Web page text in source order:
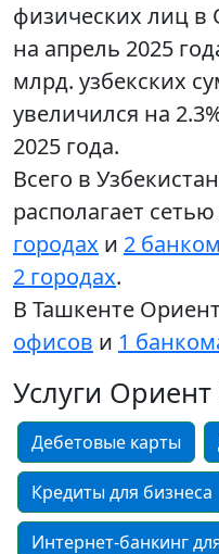
физических лиц в
на апрель 2025
млрд. узбекских
увеличился на
2025 года.
Всего в
располагает
городах и 2
2 городах.
В Ташкенте
офисов и 1
Услуги
Дебетовые карты
Кредиты для бизнеса
Интернет-банкинг